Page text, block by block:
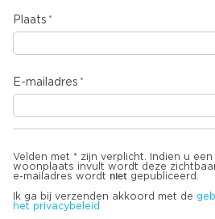
Plaats
E-mailadres
Velden met * zijn verplicht. Indien u
woonplaats invult wordt deze
e-mailadres wordt niet gepubliceerd.
Ik ga bij verzenden akkoord met de
het privacybeleid